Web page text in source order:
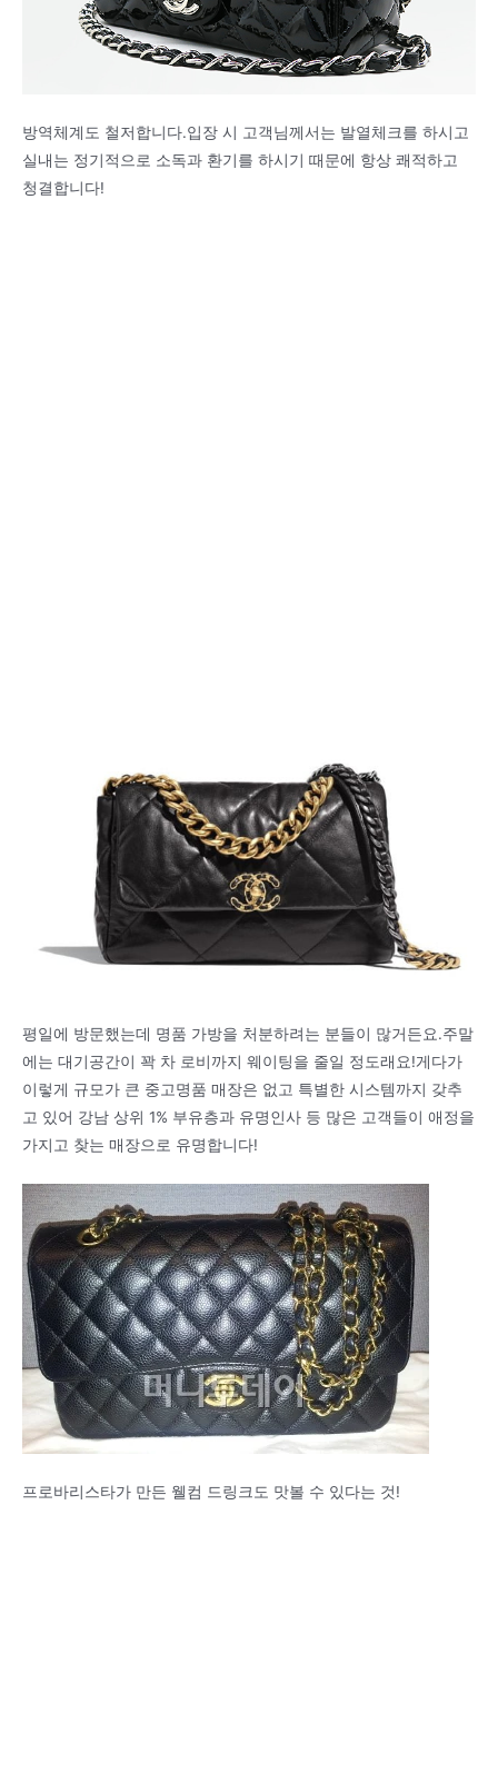
방역체계도 철저합니다.입장 시 고객님께서는 발열체크를 하시고
실내는 정기적으로 소독과 환기를 하시기 때문에 항상 쾌적하고
청결합니다!
평일에 방문했는데 명품 가방을 처분하려는 분들이 많거든요.주말
에는 대기공간이 꽉 차 로비까지 웨이팅을 줄일 정도래요!게다가
이렇게 규모가 큰 중고명품 매장은 없고 특별한 시스템까지 갖추
고 있어 강남 상위 1% 부유층과 유명인사 등 많은 고객들이 애정을
가지고 찾는 매장으로 유명합니다!
프로바리스타가 만든 웰컴 드링크도 맛볼 수 있다는 것!